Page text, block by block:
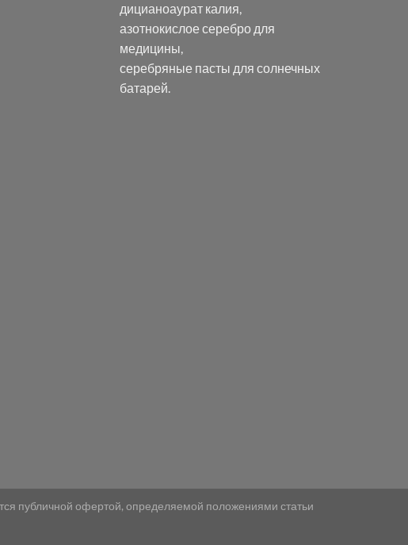
дицианоаурат калия,
азотнокислое серебродля
медицины,
серебряные пасты для солнечных
батарей.
публичной офертой, определяемой положениями статьи